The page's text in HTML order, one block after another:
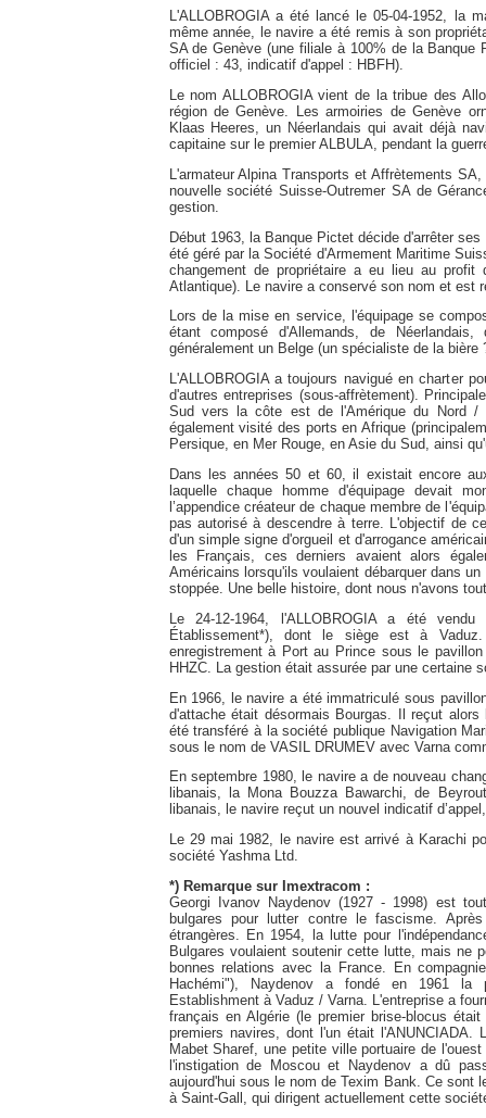
L'ALLOBROGIA a été lancé le 05-04-1952, la
même année, le navire a été remis à son
SA de Genève (une filiale à 100% de la
officiel : 43, indicatif d'appel : HBFH).
Le nom ALLOBROGIA vient de la tribue des
région de Genève. Les armoiries de Genève
Klaas Heeres, un Néerlandais qui avait déjà
capitaine sur le premier ALBULA, pendant la
L'armateur Alpina Transports et Affrètements
nouvelle société Suisse-Outremer SA de
gestion.
Début 1963, la Banque Pictet décide d'arrêter
été géré par la Société d'Armement Maritime
changement de propriétaire a eu lieu au
Atlantique). Le navire a conservé son nom et est
Lors de la mise en service, l'équipage se
étant composé d'Allemands, de
généralement un Belge (un spécialiste de la bière
L'ALLOBROGIA a toujours navigué en charter
d'autres entreprises (sous-affrètement).
Sud vers la côte est de l'Amérique du Nord
également visité des ports en Afrique
Persique, en Mer Rouge, en Asie du Sud, ainsi
Dans les années 50 et 60, il existait encore
laquelle chaque homme d'équipage devait
l’appendice créateur de chaque membre de
pas autorisé à descendre à terre. L'objectif de
d'un simple signe d'orgueil et d'arrogance
les Français, ces derniers avaient alors
Américains lorsqu'ils voulaient débarquer dans
stoppée. Une belle histoire, dont nous n'avons
Le 24-12-1964, l'ALLOBROGIA a été
Établissement*), dont le siège est à
enregistrement à Port au Prince sous le
HHZC. La gestion était assurée par une certaine
En 1966, le navire a été immatriculé sous
d'attache était désormais Bourgas. Il reçut
été transféré à la société publique Navigation
sous le nom de VASIL DRUMEV avec Varna
En septembre 1980, le navire a de nouveau
libanais, la Mona Bouzza Bawarchi, de
libanais, le navire reçut un nouvel indicatif
Le 29 mai 1982, le navire est arrivé à Karachi
société Yashma Ltd.
*) Remarque sur Imextracom :
Georgi Ivanov Naydenov (1927 - 1998) est
bulgares pour lutter contre le fascisme.
étrangères. En 1954, la lutte pour
Bulgares voulaient soutenir cette lutte, mais ne
bonnes relations avec la France. En
Hachémi"), Naydenov a fondé en 1961 la
Establishment à Vaduz / Varna. L'entreprise a
français en Algérie (le premier brise-blocus
premiers navires, dont l'un était
Mabet Sharef, une petite ville portuaire de
l'instigation de Moscou et Naydenov a dû
aujourd'hui sous le nom de Texim Bank. Ce sont
à Saint-Gall, qui dirigent actuellement cette